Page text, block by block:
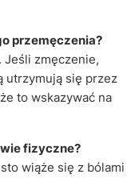
przemęczenia?
Jeśli zmęczenie,
utrzymują się przez
to wskazywać na
fizyczne?
wiąże się z bólami